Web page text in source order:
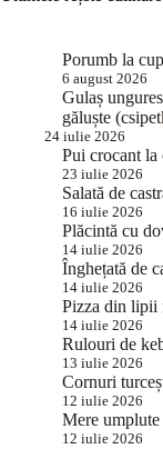
Porumb la
6 august 2026
Gulaș
găluște
24 iulie 2026
Pui crocant la
23 iulie 2026
Salată de
16 iulie 2026
Plăcintă cu
14 iulie 2026
Înghețată de
14 iulie 2026
Pizza din lipii
14 iulie 2026
Rulouri de
13 iulie 2026
Cornuri
12 iulie 2026
Mere umplute
12 iulie 2026